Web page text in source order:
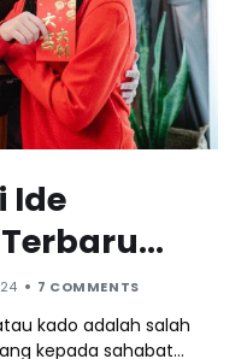
Ide
7 COMMENTS
kado adalah salah
kepada sahabat…